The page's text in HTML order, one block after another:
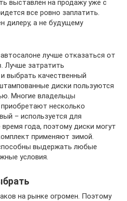
выставлен на продажу уже с
все ровно заплатить.
дилеру, а не будущему
лучше отказаться от
Лучше затратить
выбрать качественный
диски пользуются
Многие владельцы
несколько
– используется для
года, поэтому диски могут
применяют зимой.
выдержать любые
условия.
на рынке огромен. Поэтому